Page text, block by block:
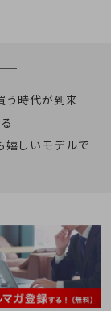
う時代が到来
嬉しいモデルで